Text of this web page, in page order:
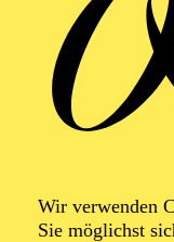
Wir verwenden
Sie möglichst